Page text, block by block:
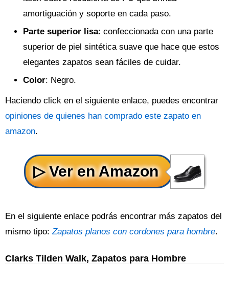
amortiguación y soporte en cada paso.
Parte superior lisa: confeccionada con una parte
superior de piel sintética suave que hace que estos
elegantes zapatos sean fáciles de cuidar.
Color: Negro.
Haciendo click en el siguiente enlace, puedes encontrar
opiniones de quienes han comprado este zapato en
amazon.
En el siguiente enlace podrás encontrar más zapatos del
mismo tipo:Zapatos planos con cordones para hombre.
Clarks Tilden Walk, Zapatos para Hombre